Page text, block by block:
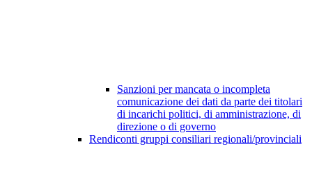
Sanzioni per mancata o incompleta
comunicazione dei dati da parte dei titolari
di incarichi politici, di amministrazione, di
direzione o di governo
Rendiconti gruppi consiliari regionali/provinciali